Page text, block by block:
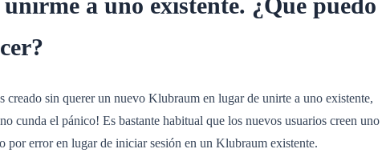
creado sin querer un nuevo Klubraum en lugar de unirte a uno existente,
no cunda el pánico! Es bastante habitual que los nuevos usuarios creen uno
por error en lugar de iniciar sesión en un Klubraum existente.